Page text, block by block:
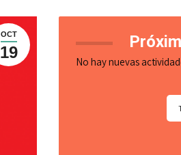
OCT
19
No hay nuevas